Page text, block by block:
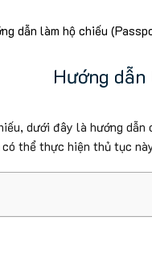
dẫn làm hộ chiếu
Hướng
dưới đây là hướng dẫn
thể thực hiện thủ tục